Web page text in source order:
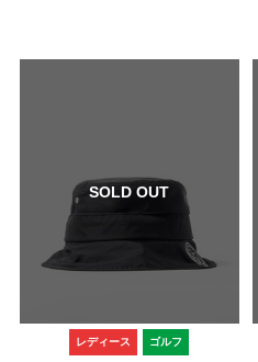
SOLD OUT
レディース ゴルフ